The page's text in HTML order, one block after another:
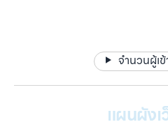
จำนวนผู้เ
แผนผังเ